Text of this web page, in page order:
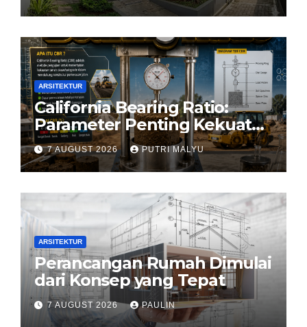
ARSITEKTUR
California Bearing Ratio:
Parameter Penting Kekuatan
Tanah Konstruksi
7 AUGUST 2026 PUTRI MALYU
ARSITEKTUR
Perancangan Rumah Dimulai
dari Konsep yang Tepat
7 AUGUST 2026 PAULIN